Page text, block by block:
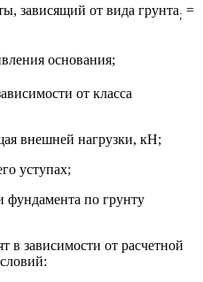
зависящий от вида грунта; =
основания;
от класса
внешней нагрузки, кН;
уступах;
фундамента по грунту
в зависимости от расчетной